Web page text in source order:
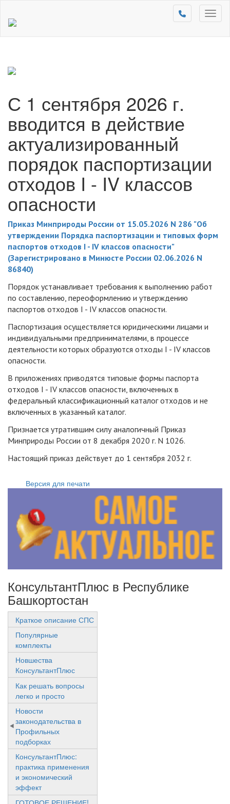
С 1 сентября 2026 г.
вводится в действие
актуализированный
порядок паспортизации
отходов I - IV классов
опасности
Приказ Минприроды России от 15.05.2026 N 286 "Об
утверждении Порядка паспортизации и типовых форм
паспортов отходов I - IV классов опасности"
(Зарегистрировано в Минюсте России 02.06.2026 N
86840)
Порядок устанавливает требования к выполнению работ
по составлению, переоформлению и утверждению
паспортов отходов I - IV классов опасности.
Паспортизация осуществляется юридическими лицами и
индивидуальными предпринимателями, в процессе
деятельности которых образуются отходы I - IV классов
опасности.
В приложениях приводятся типовые формы паспорта
отходов I - IV классов опасности, включенных в
федеральный классификационный каталог отходов и не
включенных в указанный каталог.
Признается утратившим силу аналогичный Приказ
Минприроды России от 8 декабря 2020 г. N 1026.
Настоящий приказ действует до 1 сентября 2032 г.
Версия для печати
КонсультантПлюс в Республике
Башкортостан
Краткое описание СПС
Популярные
комплекты
Новшества
КонсультантПлюс
Как решать вопросы
легко и просто
Новости
законодательства в
Профильных
подборках
КонсультантПлюс:
практика применения
и экономический
эффект